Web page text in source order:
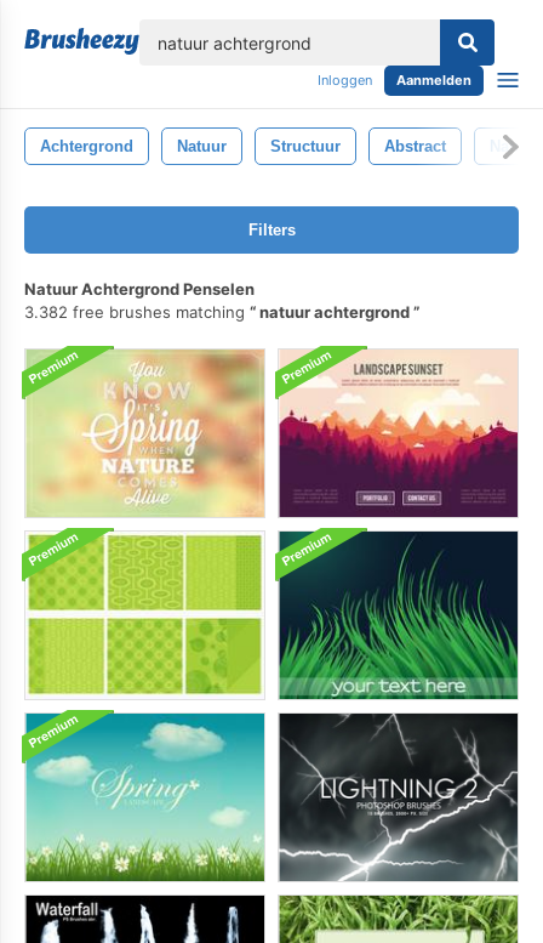
Inloggen Aanmelden
Achtergrond Natuur Structuur Abstract
Filters
Natuur Achtergrond Penselen
3.382 free brushes matching
natuur achtergrond